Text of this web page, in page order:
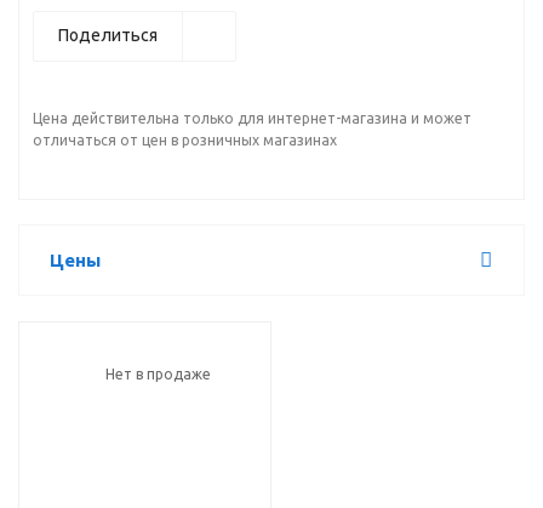
Поделиться
Цена действительна только для интернет-магазина и может
отличаться от цен в розничных магазинах
Цены
Нет в продаже